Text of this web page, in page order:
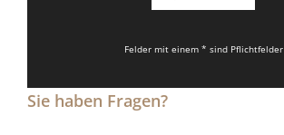
Felder mit einem * sind Pflichtfelder
Sie haben Fragen?